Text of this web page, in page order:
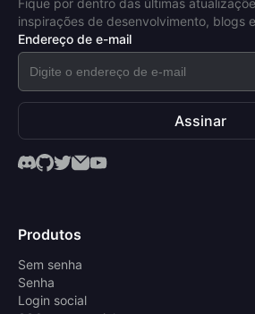
inspirações de desenvolvimento, blogs
Endereço de e-mail
Assinar
Produtos
Sem senha
Senha
Login social